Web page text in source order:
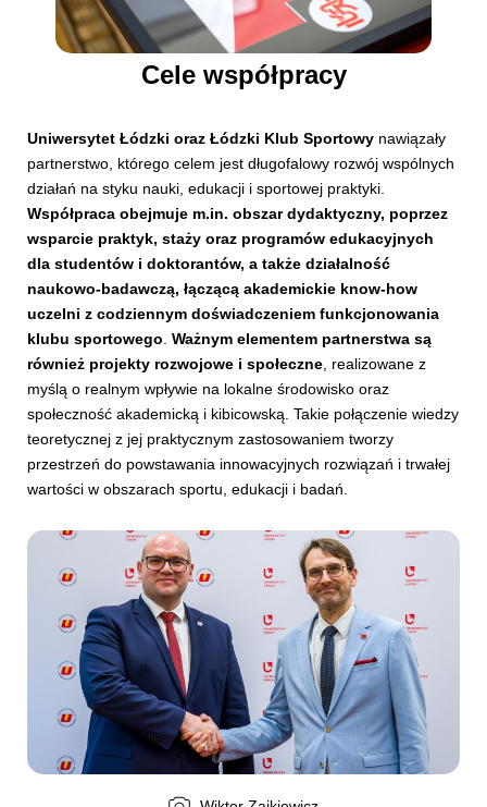
Cele współpracy
Uniwersytet Łódzki oraz Łódzki Klub Sportowy nawiązały
partnerstwo, którego celem jest długofalowy rozwój wspólnych
działań na styku nauki, edukacji i sportowej praktyki.
Współpraca obejmuje m.in. obszar dydaktyczny, poprzez
wsparcie praktyk, staży oraz programów edukacyjnych
dla studentów i doktorantów, a także działalność
naukowo-badawczą, łączącą akademickie know-how
uczelni z codziennym doświadczeniem funkcjonowania
klubu sportowego Ważnym elementem partnerstwa są
również projekty rozwojowe i społeczne , realizowane z
myślą o realnym wpływie na lokalne środowisko oraz
społeczność akademicką i kibicowską. Takie połączenie wiedzy
teoretycznej z jej praktycznym zastosowaniem tworzy
przestrzeń do powstawania innowacyjnych rozwiązań i trwałej
wartości w obszarach sportu, edukacji i badań.